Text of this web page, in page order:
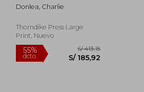
55%
dcto. S/ 98,35
Donlea, Charlie
Thorndike Press Large
Print, Nuevo